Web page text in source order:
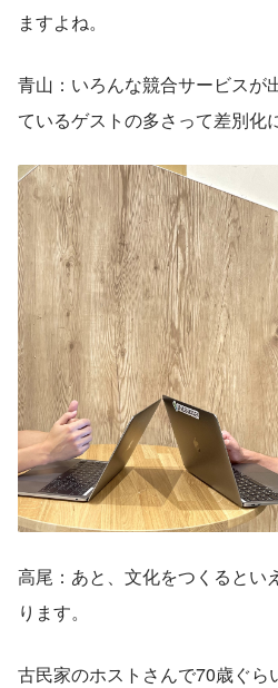
ますよね。
青山：いろんな競合サービスが
ているゲストの多さって差別化
高尾：あと、文化をつくるとい
ります。
古民家のホストさんで70歳ぐら